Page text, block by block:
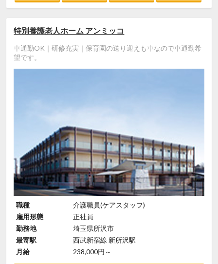
特別養護老人ホーム アンミッコ
車通勤OK｜研修充実｜保育園の送り迎えも車なので車通勤希
望です。
職種
介護職員(ケアスタッフ)
雇用形態
正社員
勤務地
埼玉県所沢市
最寄駅
西武新宿線 新所沢駅
月給
238,000円～